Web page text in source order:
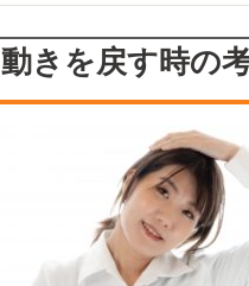
動きを戻す時の